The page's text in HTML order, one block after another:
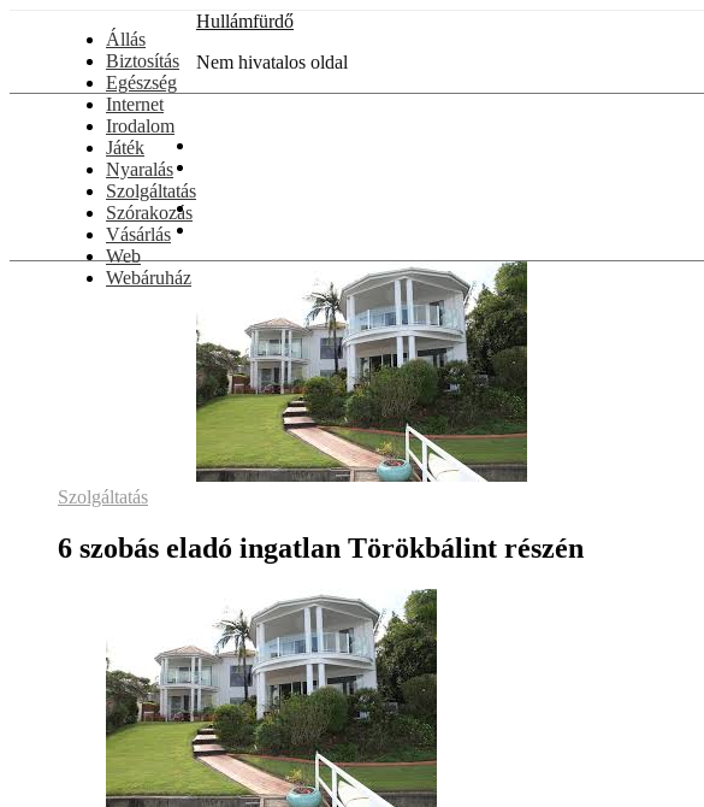
Állás
Biztosítás
Egészség
Internet
Irodalom
Játék
Nyaralás
Szolgáltatás
Szórakozás
Vásárlás
Web
Webáruház
Hullámfürdő
Nem hivatalos oldal
Szolgáltatás
6 szobás eladó ingatlan Törökbálint részén